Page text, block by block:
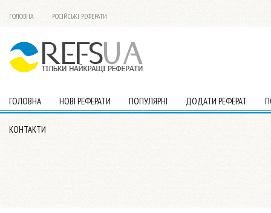
ГОЛОВНА РОСІЙСЬКІ РЕФЕРАТИ
ГОЛОВНА НОВІ РЕФЕРАТИ ПОПУЛЯРНІ ДОДАТИ РЕФЕРАТ
КОНТАКТИ